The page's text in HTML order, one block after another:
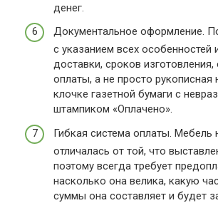
денег.
Документальное оформление.
с указанием всех особенностей
доставки, сроков
оплаты, а не просто рукописная
клочке газетной бумаги с
штампиком «Оплачено».
Гибкая система оплаты. Мебель
отличалась от той, что
поэтому всегда требует
насколько она велика, какую
суммы она составляет и будет